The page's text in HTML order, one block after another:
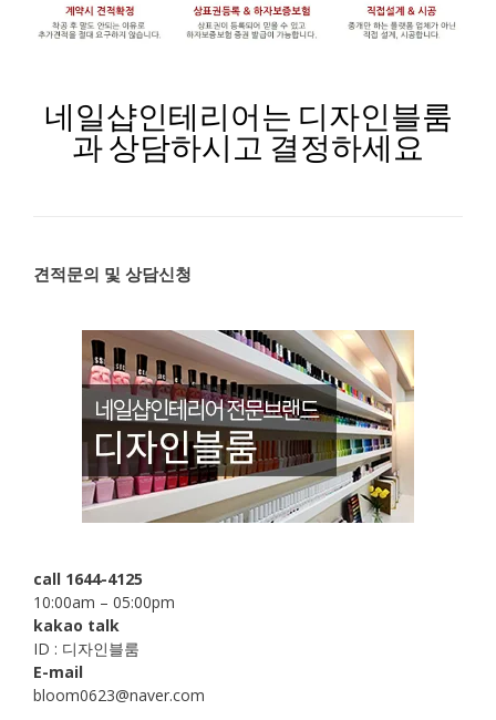
네일샵인테리어는 디자인블룸
과 상담하시고 결정하세요
견적문의 및 상담신청
call 1644-4125
10:00am – 05:00pm
kakao talk
ID : 디자인블룸
E-mail
bloom0623@naver.com